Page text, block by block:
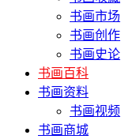
书画市场
书画创作
书画史论
书画百科
书画资料
书画视频
书画商城